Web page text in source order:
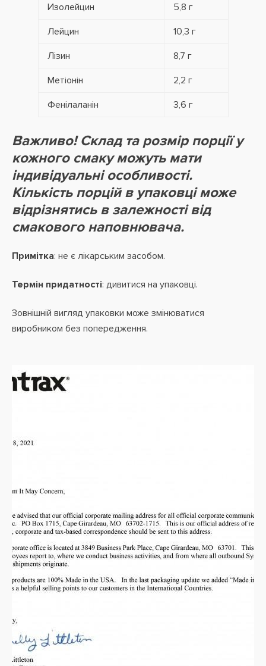
Изолейцин 5,8 г
Лейцин 10,3 г
Лізин 8,7 г
Метіонін 2,2 г
Фенілаланін 3,6 г
Важливо! Склад та розмір порції у
кожного смаку можуть мати
індивідуальні особливості.
Кількість порцій в упаковці може
відрізнятись в залежності від
смакового наповнювача.
Примітка: не є лікарським засобом.
Термін придатності: дивитися на упаковці.
Зовнішній вигляд упаковки може змінюватися
виробником без попередження.